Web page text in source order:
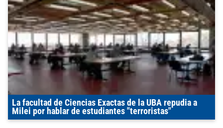
La facultad de Ciencias Exactas de la UBA repudia a
Milei por hablar de estudiantes "terroristas"